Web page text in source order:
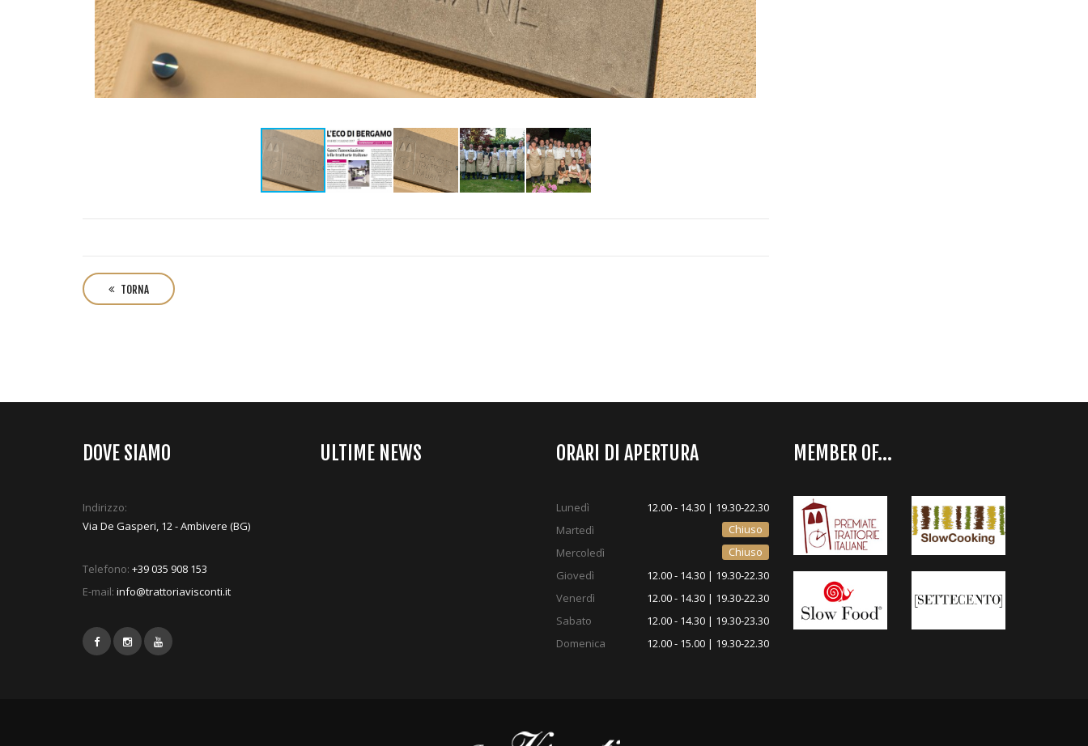
TORNA
DOVE SIAMO
Indirizzo:
Via De Gasperi, 12 - Ambivere (BG)
Telefono: +39 035 908 153
E-mail: info@trattoriavisconti.it
ULTIME NEWS ORARI DI APERTURA
Lunedì
12.00 - 14.30 | 19.30-22.30
Martedì
Chiuso
Mercoledì
Chiuso
Giovedì
12.00 - 14.30 | 19.30-22.30
Venerdì
12.00 - 14.30 | 19.30-22.30
Sabato
12.00 - 14.30 | 19.30-23.30
Domenica
12.00 - 15.00 | 19.30-22.30
MEMBER OF...